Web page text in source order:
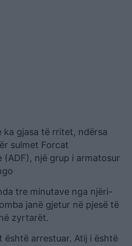
ka gjasa të rritet, ndërsa
sulmet Forcat
(ADF), një grup i armatosur
tre minutave nga njëri-
janë gjetur në pjesë të
zyrtarët.
është arrestuar. Atij i është